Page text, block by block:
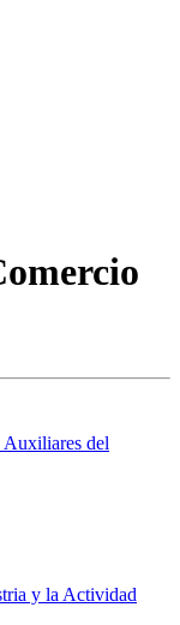
Auxiliares del
y la Actividad